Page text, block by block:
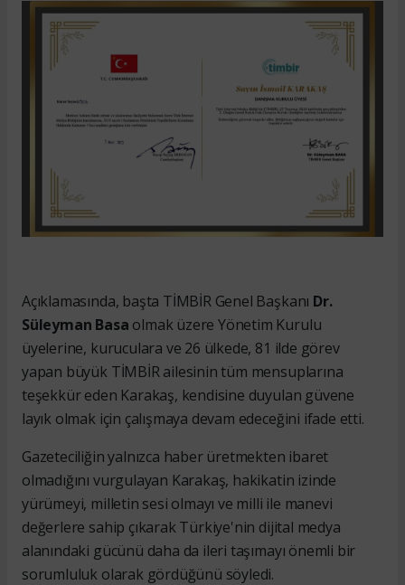
Açıklamasında, başta TİMBİR Genel Başkanı Dr.
Süleyman Basa olmak üzere Yönetim Kurulu
üyelerine, kuruculara ve 26 ülkede, 81 ilde görev
yapan büyük TİMBİR ailesinin tüm mensuplarına
teşekkür eden Karakaş, kendisine duyulan güvene
layık olmak için çalışmaya devam edeceğini ifade etti.
Gazeteciliğin yalnızca haber üretmekten ibaret
olmadığını vurgulayan Karakaş, hakikatin izinde
yürümeyi, milletin sesi olmayı ve milli ile manevi
değerlere sahip çıkarak Türkiye'nin dijital medya
alanındaki gücünü daha da ileri taşımayı önemli bir
sorumluluk olarak gördüğünü söyledi.